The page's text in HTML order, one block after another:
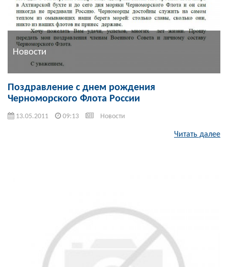
Новости
Поздравление с днем рождения
Черноморского Флота России
13.05.2011 09:13 Новости
Читать далее